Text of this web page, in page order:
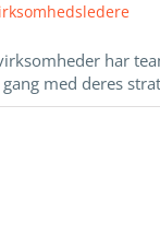
har
med deres